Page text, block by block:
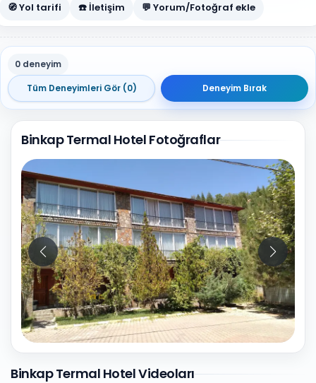
🧭 Yol tarifi ☎️ İletişim 💬 Yorum/Fotoğraf ekle
0 deneyim
Tüm Deneyimleri Gör (0)
Deneyim Bırak
Binkap Termal Hotel Fotoğraflar
Fotoğraf
Binkap Termal Hotel Videoları